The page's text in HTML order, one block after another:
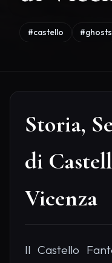
#castello #ghosts
Storia,
di
Vicenza
Il Castello